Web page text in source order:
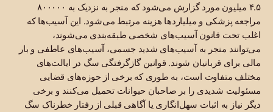
۴.۵ میلیون مورد گزارش می‌شود که منجر به نزدیک به ۸۰۰۰۰۰
مراجعه پزشکی و میلیاردها هزینه مرتبط می‌شود. این آسیب‌ها که
اغلب تحت قانون آسیب‌های شخصی طبقه‌بندی می‌شوند،
می‌توانند منجر به آسیب‌های شدید جسمی، آسیب‌های عاطفی و بار
مالی برای قربانیان شوند. قوانین گازگرفتگی سگ در ایالت‌های
مختلف متفاوت است، به طوری که برخی از حوزه‌های قضایی
مسئولیت شدیدی را بر صاحبان حیوانات تحمیل می‌کنند و برخی
دیگر نیاز به اثبات سهل‌انگاری یا آگاهی قبلی از رفتار خطرناک سگ